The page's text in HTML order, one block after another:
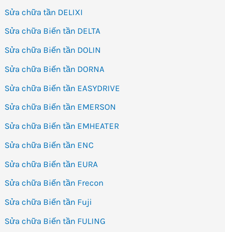
Sửa chữa tần DELIXI
Sửa chữa Biến tần DELTA
Sửa chữa Biến tần DOLIN
Sửa chữa Biến tần DORNA
Sửa chữa Biến tần EASYDRIVE
Sửa chữa Biến tần EMERSON
Sửa chữa Biến tần EMHEATER
Sửa chữa Biến tần ENC
Sửa chữa Biến tần EURA
Sửa chữa Biến tần Frecon
Sửa chữa Biến tần Fuji
Sửa chữa Biến tần FULING